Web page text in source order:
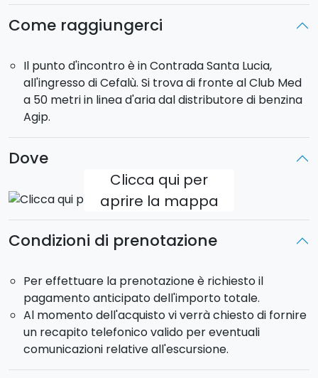
paese, si degustano le specialità tipiche del territorio,
presso il celebre Bar 'Fiasconaro', che notoriamente
produzione propria. Al termine della sosta si riparte a
bordo del Quad per immergersi nuovamente nella
natura più incontaminata. Boschi fitti di vegetazione,
fiumi da guadare e baie dall'acqua cristallina faranno
da sfondo ad un'indimenticabile avventura.
Come raggiungerci
Il punto d'incontro è in Contrada Santa Lucia,
all'ingresso di Cefalù. Si trova di fronte al Club Med
a 50 metri in linea d'aria dal distributore di benzina
Agip.
Dove
Clicca qui per
aprire la mappa
Condizioni di prenotazione
Per effettuare la prenotazione è richiesto il
pagamento anticipato dell'importo totale.
Al momento dell'acquisto vi verrà chiesto di fornire
un recapito telefonico valido per eventuali
comunicazioni relative all'escursione.